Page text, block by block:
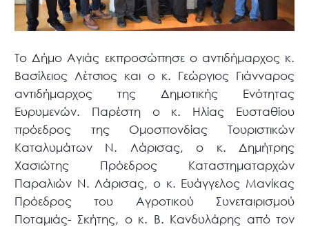
Το Δήμο Αγιάς εκπροσώπησε ο αντιδήμαρχος κ.
Βασίλειος Λέτσιος και ο κ. Γεώργιος Γιάνναρος
αντιδήμαρχος της Δημοτικής Ενότητας
Ευρυμενών. Παρέστη ο κ. Ηλίας Ευσταθίου
πρόεδρος της Ομοσπονδίας Τουριστικών
Καταλυμάτων Ν. Λάρισας, ο κ. Δημήτρης
Χασιώτης Πρόεδρος Καταστηματαρχών
Παραλιών Ν. Λάρισας, ο κ. Ευάγγελος Μανίκας
Πρόεδρος του Αγροτικού Συνεταιρισμού
Ποταμιάς- Σκήτης, ο κ. Β. Κανδυλάρης από τον